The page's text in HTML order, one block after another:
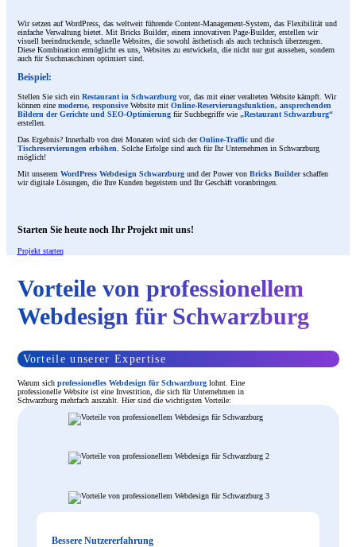
Wir setzen auf WordPress, das weltweit führende Content-Management-System, das Flexibilität und
einfache Verwaltung bietet. Mit Bricks Builder, einem innovativen Page-Builder, erstellen wir
visuell beeindruckende, schnelle Websites, die sowohl ästhetisch als auch technisch überzeugen.
Diese Kombination ermöglicht es uns, Websites zu entwickeln, die nicht nur gut aussehen, sondern
auch für Suchmaschinen optimiert sind.
Beispiel:
Stellen Sie sich ein Restaurant in Schwarzburgvor, das mit einer veralteten Website kämpft. Wir
können eine moderne, responsiveWebsite mit Online-Reservierungsfunktion, ansprechenden
Bildern der Gerichte und SEO-Optimierungfür Suchbegriffe wie „Restaurant Schwarzburg“
erstellen.
Das Ergebnis? Innerhalb von drei Monaten wird sich derOnline-Trafficund die
Tischreservierungen erhöhen . Solche Erfolge sind auch für Ihr Unternehmen in Schwarzburg
möglich!
Mit unserem WordPress Webdesign Schwarzburgund der Power von Bricks Builderschaffen
wir digitale Lösungen, die Ihre Kunden begeistern und Ihr Geschäft voranbringen.
Starten Sie heute noch Ihr Projekt mit uns!
Projekt starten
Vorteile von professionellem
Webdesign für Schwarzburg
Vorteile unserer Expertise
Warum sich professionelles Webdesign für Schwarzburglohnt. Eine
professionelle Website ist eine Investition, die sich für Unternehmen in
Schwarzburg mehrfach auszahlt. Hier sind die wichtigsten Vorteile:
Bessere Nutzererfahrung